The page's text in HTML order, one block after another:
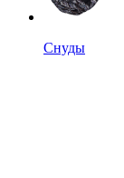
Снуды